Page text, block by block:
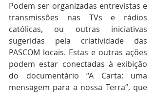
Podem ser organizadas entrevistas e
transmissões nas TVs e rádios
católicas, ou outras iniciativas
sugeridas pela criatividade das
PASCOM locais. Estas e outras ações
podem estar conectadas à exibição
do documentário “A Carta: uma
mensagem para a nossa Terra”, que